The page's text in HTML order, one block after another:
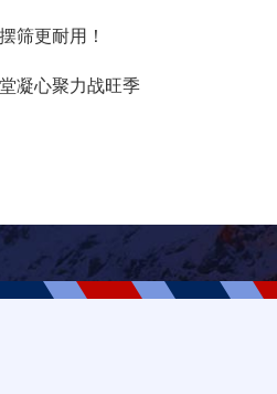
筛更耐用！
凝心聚力战旺季